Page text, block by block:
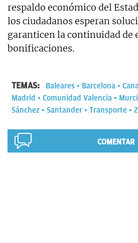
respaldo económico del
los ciudadanos esperan
garanticen la continuidad de
bonificaciones.
TEMAS: Baleares Barcelona
Madrid
Comunidad Valencia
Sánchez
Santander Transporte
COMENTAR